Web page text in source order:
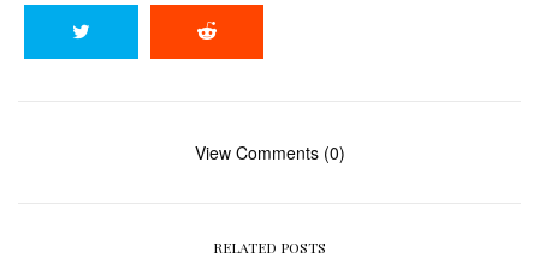
View Comments (0)
RELATED POSTS